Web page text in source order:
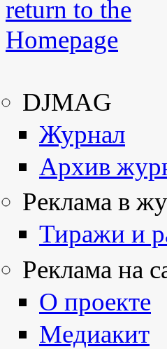
DJMAG
Журнал
Архив
Реклама в
Тиражи и
Реклама на
О проекте
Медиакит